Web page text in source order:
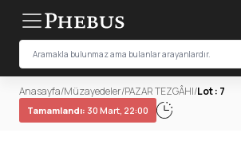
Anasayfa/Müzayedeler/PAZAR TEZGÂHI/Lot : 7
Tamamlandı: 30 Mart, 22:00